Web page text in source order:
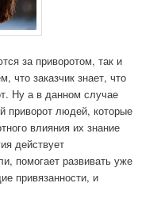
за приворотом, так и
что заказчик знает, что
Ну а в данном случае
приворот людей, которые
влияния их знание
действует
помогает развивать уже
привязанности, и